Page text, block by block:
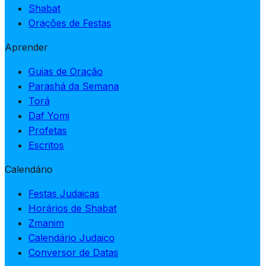
Shabat
Orações de Festas
Aprender
Guias de Oração
Parashá da Semana
Torá
Daf Yomi
Profetas
Escritos
Calendário
Festas Judaicas
Horários de Shabat
Zmanim
Calendário Judaico
Conversor de Datas